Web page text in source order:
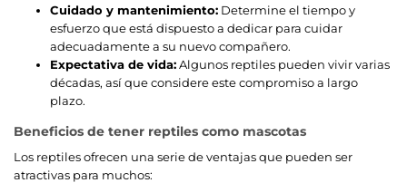
Cuidado y mantenimiento: Determine el tiempo y
esfuerzo que está dispuesto a dedicar para cuidar
adecuadamente a su nuevo compañero.
Expectativa de vida:Algunos reptiles pueden vivir varias
décadas, así que considere este compromiso a largo
plazo.
Beneficios de tener reptiles como mascotas
Los reptiles ofrecen una serie de ventajas que pueden ser
atractivas para muchos: